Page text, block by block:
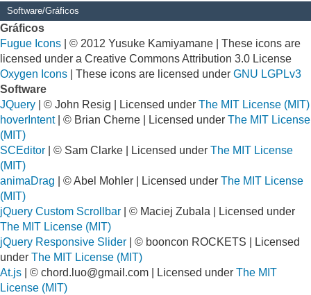
Software/Gráficos
Gráficos
Fugue Icons | © 2012 Yusuke Kamiyamane | These icons are
licensed under a Creative Commons Attribution 3.0 License
Oxygen Icons | These icons are licensed under GNU LGPLv3
Software
JQuery | © John Resig | Licensed under The MIT License (MIT)
hoverIntent| © Brian Cherne | Licensed under The MIT License
(MIT)
SCEditor | © Sam Clarke | Licensed under The MIT License
(MIT)
animaDrag | © Abel Mohler | Licensed under The MIT License
(MIT)
jQuery Custom Scrollbar | © Maciej Zubala | Licensed under
The MIT License (MIT)
jQuery Responsive Slider | © booncon ROCKETS | Licensed
under The MIT License (MIT)
At.js | © chord.luo@gmail.com | Licensed under The MIT
License (MIT)